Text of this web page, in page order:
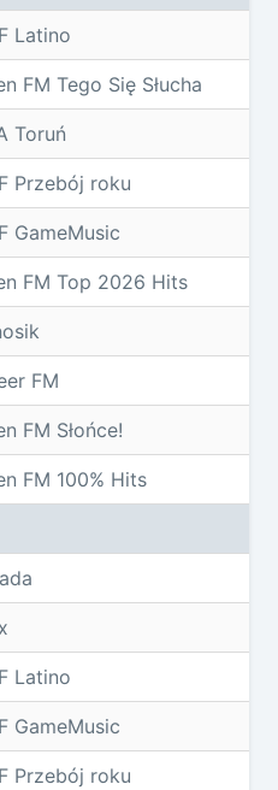
Latino
FM Tego Się Słucha
Toruń
Przebój roku
GameMusic
FM Top 2026 Hits
FM
FM Słońce!
FM 100% Hits
Latino
GameMusic
Przebój roku